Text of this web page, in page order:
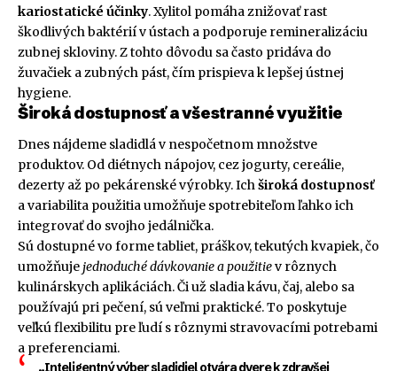
kariostatické účinky. Xylitol pomáha znižovať rast
škodlivých baktérií v ústach a podporuje remineralizáciu
zubnej skloviny. Z tohto dôvodu sa často pridáva do
žuvačiek a zubných pást, čím prispieva k lepšej ústnej
hygiene.
Široká dostupnosť a všestranné využitie
Dnes nájdeme sladidlá v nespočetnom množstve
produktov. Od diétnych nápojov, cez jogurty, cereálie,
dezerty až po pekárenské výrobky. Ichširoká dostupnosť
a variabilita použitia umožňuje spotrebiteľom ľahko ich
integrovať do svojho jedálnička.
Sú dostupné vo forme tabliet, práškov, tekutých kvapiek, čo
umožňuje jednoduché dávkovanie a použitiev rôznych
kulinárskych aplikáciách. Či už sladia kávu, čaj, alebo sa
používajú pri pečení, sú veľmi praktické. To poskytuje
veľkú flexibilitu pre ľudí s rôznymi stravovacími potrebami
a preferenciami.
„Inteligentný výber sladidiel otvára dvere k zdravšej